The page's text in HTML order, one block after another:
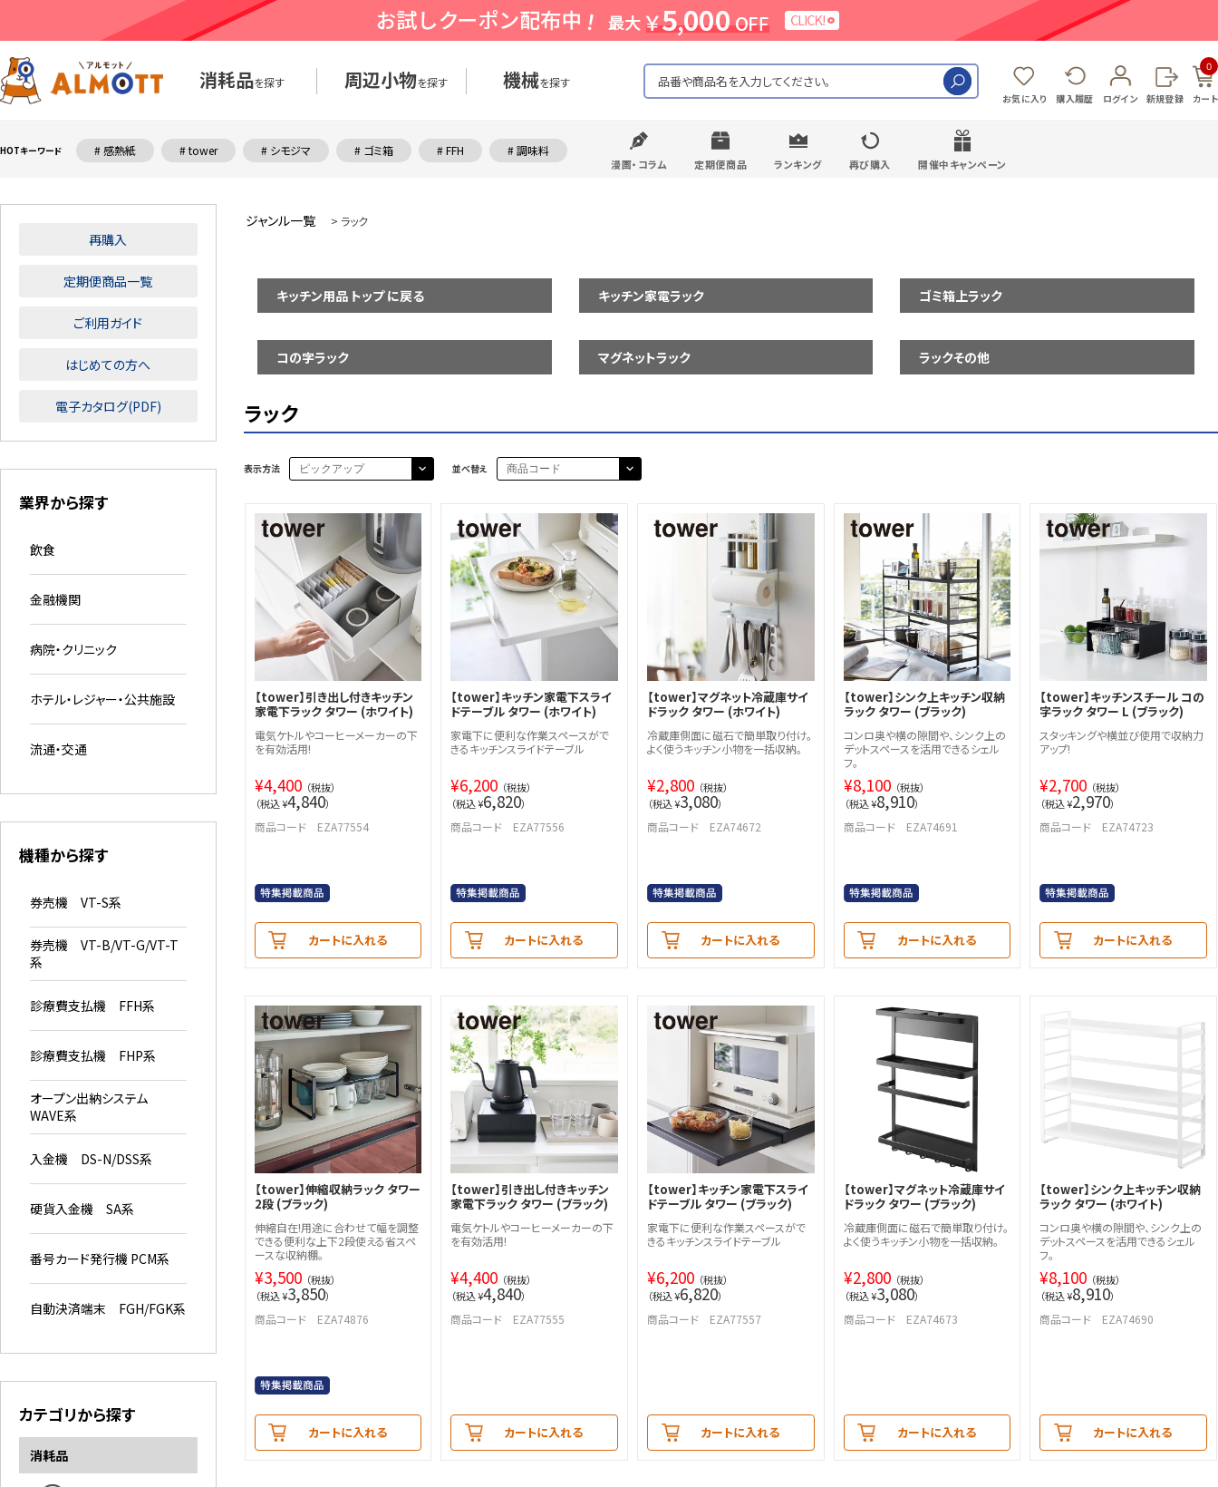
消耗品を探す 周辺小物を探す 機械を探す
検索
お気に入り
購入履歴 ログイン 新規登録 カート
0
HOTキーワード # 感熱紙 # tower # シモジマ # ゴミ箱 # FFH # 調味料
漫画・コラム 定期便商品 ランキング 再び購入 開催中キャンペーン
再購入
定期便商品一覧
ご利用ガイド
はじめての方へ
電子カタログ(PDF)
業界から探す
飲食
金融機関
病院・クリニック
ホテル・レジャー・公共施設
流通・交通
機種から探す
券売機 VT-S系
券売機 VT-B/VT-G/VT-T
系
診療費支払機 FFH系
診療費支払機 FHP系
オープン出納システム
WAVE系
入金機 DS-N/DSS系
硬貨入金機 SA系
番号カード発行機 PCM系
自動決済端末 FGH/FGK系
カテゴリから探す
消耗品
ジャンル一覧 > ラック
キッチン用品 トップ に戻る キッチン家電ラック ゴミ箱上ラック
コの字ラック マグネットラック ラックその他
ラック
表示方法 並べ替え
【tower】引き出し付きキッチン
家電下ラック タワー (ホワイト)
電気ケトルやコーヒーメーカーの下
を有効活用!
¥4,400 （税抜）
（税込 ¥4,840）
商品コード EZA77554
カートに入れる
【tower】キッチン家電下スライ
ドテーブル タワー (ホワイト)
家電下に便利な作業スペースがで
きるキッチンスライドテーブル
¥6,200 （税抜）
（税込 ¥6,820）
商品コード EZA77556
カートに入れる
【tower】マグネット冷蔵庫サイ
ドラック タワー (ホワイト)
冷蔵庫側面に磁石で簡単取り付け。
よく使うキッチン小物を一括収納。
¥2,800 （税抜）
（税込 ¥3,080）
商品コード EZA74672
カートに入れる
【tower】シンク上キッチン収納
ラック タワー (ブラック)
コンロ奥や横の隙間や、シンク上の
デットスペースを活用できるシェル
フ。
¥8,100 （税抜）
（税込 ¥8,910）
商品コード EZA74691
カートに入れる
【tower】キッチンスチール コの
字ラック タワー L (ブラック)
スタッキングや横並び使用で収納力
アップ!
¥2,700 （税抜）
（税込 ¥2,970）
商品コード EZA74723
カートに入れる
【tower】伸縮収納ラック タワー
2段 (ブラック)
伸縮自在!用途に合わせて幅を調整
できる便利な上下2段使える省スペ
ースな収納棚。
¥3,500 （税抜）
（税込 ¥3,850）
商品コード EZA74876
カートに入れる
【tower】引き出し付きキッチン
家電下ラック タワー (ブラック)
電気ケトルやコーヒーメーカーの下
を有効活用!
¥4,400 （税抜）
（税込 ¥4,840）
商品コード EZA77555
カートに入れる
【tower】キッチン家電下スライ
ドテーブル タワー (ブラック)
家電下に便利な作業スペースがで
きるキッチンスライドテーブル
¥6,200 （税抜）
（税込 ¥6,820）
商品コード EZA77557
カートに入れる
【tower】マグネット冷蔵庫サイ
ドラック タワー (ブラック)
冷蔵庫側面に磁石で簡単取り付け。
よく使うキッチン小物を一括収納。
¥2,800 （税抜）
（税込 ¥3,080）
商品コード EZA74673
カートに入れる
【tower】シンク上キッチン収納
ラック タワー (ホワイト)
コンロ奥や横の隙間や、シンク上の
デットスペースを活用できるシェル
フ。
¥8,100 （税抜）
（税込 ¥8,910）
商品コード EZA74690
カートに入れる